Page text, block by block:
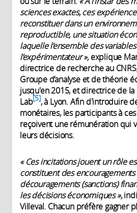
sciences exactes, ces
reconstituer dans un
reproductible, une situation
laquelle l’ensemble des
l’expérimentateur »,explique
directrice de recherche au
Groupe d’analyse et de théorie
jusqu'en 2015, et directrice de
Lab 5 , à Lyon. Afin d'introduire
monétaires, les participants à
reçoivent une rémunération qui
leurs décisions.
« Ces incitations jouent un rôle
constituent des encouragements
découragements (sanctions)
les décisions économiques »,
Villeval. Chacun préfère gagner